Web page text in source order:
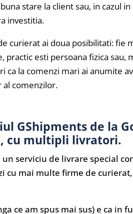
stare la client sau, in cazul
investitia.
curierat ai doua posibilitati: fie
esti persoana fizica sau,
ca la comenzi mari ai anumite
comenzilor.
GShipments de la
cu multipli livratori.
un serviciu de livrare special
cu mai multe firme de
ce am spus mai sus) e ca in